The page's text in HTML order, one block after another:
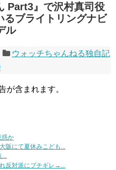
Part3』で沢村真司役
るブライトリングナビ
ル
ウォッチちゃんねる独自記
が含まれます。
惑か
阪にて夏休みこども...
...
反対派にブチギレ→...